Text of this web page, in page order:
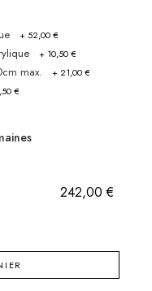
+ 52,00 €
+ 10,50 €
max. + 21,00 €
€
242,00 €